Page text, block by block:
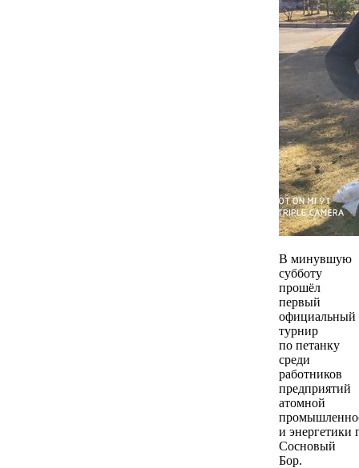
В минувшую
субботу
прошёл
первый
официальный
турнир
по петанку
среди
работников
предприятий
атомной
и энергетики
Сосновый
Бор.